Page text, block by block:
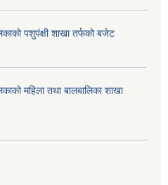
पशुपंक्षी शाखा तर्फको बजेट
महिला तथा बालबालिका शाखा